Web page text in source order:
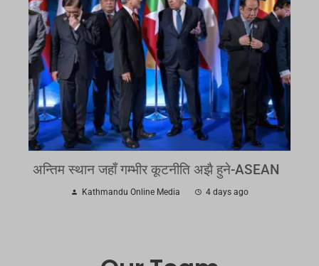
अन्तिम स्थान जहाँ गम्भीर कूटनीति अझै हुने-ASEAN
Kathmandu Online Media 4 days ago